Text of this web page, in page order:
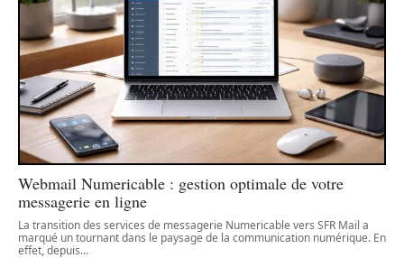
Webmail Numericable : gestion optimale de votre
messagerie en ligne
La transition des services de messagerie Numericable vers SFR Mail a
marqué un tournant dans le paysage de la communication numérique. En
effet, depuis…